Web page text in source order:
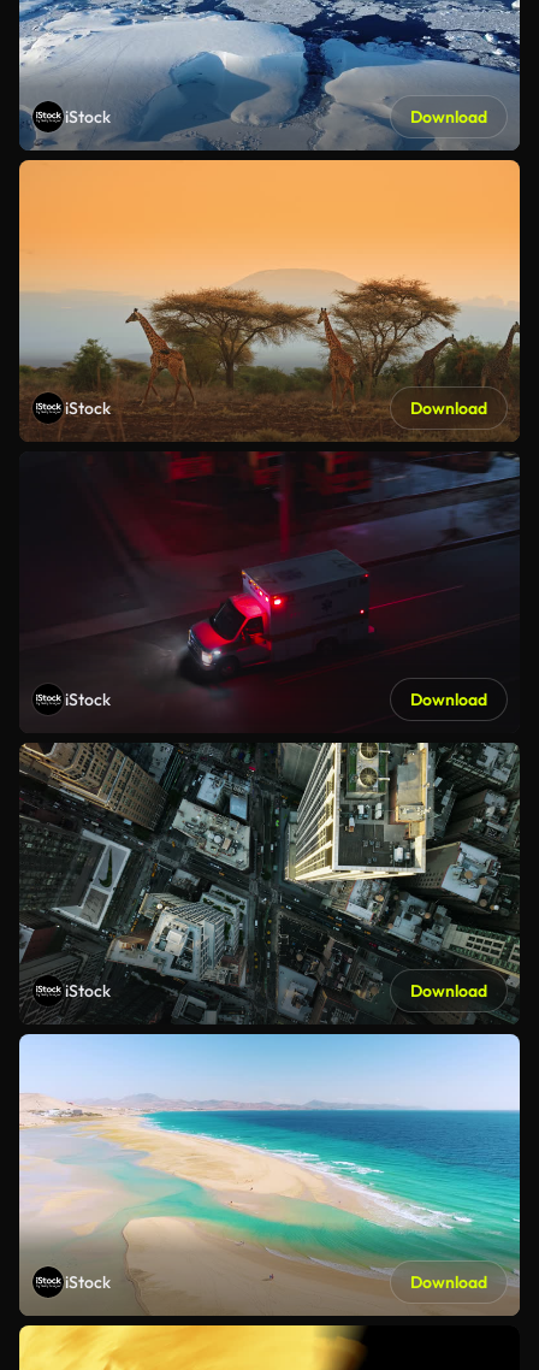
iStock Download
iStock Download
iStock Download
iStock Download
iStock Download